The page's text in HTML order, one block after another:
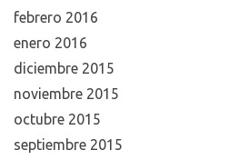
febrero 2016
enero 2016
diciembre 2015
noviembre 2015
octubre 2015
septiembre 2015